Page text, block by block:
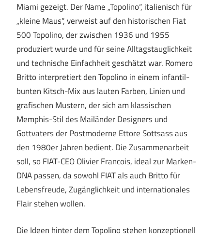
Miami gezeigt. Der Name „Topolino“, italienisch für
„kleine Maus“, verweist auf den historischen Fiat
500 Topolino, der zwischen 1936 und 1955
produziert wurde und für seine Alltagstauglichkeit
und technische Einfachheit geschätzt war. Romero
Britto interpretiert den Topolino in einem infantil-
bunten Kitsch-Mix aus lauten Farben, Linien und
grafischen Mustern, der sich am klassischen
Memphis-Stil des Mailänder Designers und
Gottvaters der Postmoderne Ettore Sottsass aus
den 1980er Jahren bedient. Die Zusammenarbeit
soll, so FIAT-CEO Olivier Francois, ideal zur Marken-
DNA passen, da sowohl FIAT als auch Britto für
Lebensfreude, Zugänglichkeit und internationales
Flair stehen wollen.
Die Ideen hinter dem Topolino stehen konzeptionell